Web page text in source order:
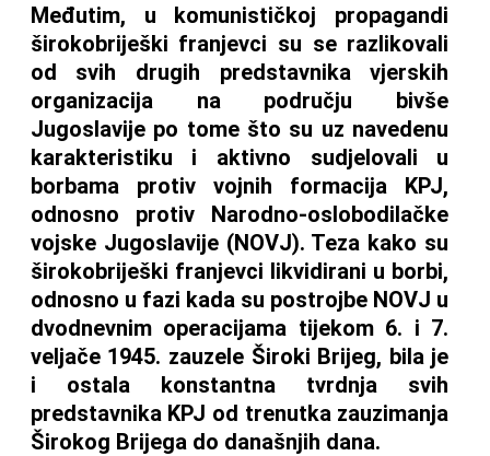
Međutim, u komunističkoj propagandi
širokobriješki franjevci su se razlikovali
od svih drugih predstavnika vjerskih
organizacija na području bivše
Jugoslavije po tome što su uz navedenu
karakteristiku i aktivno sudjelovali u
borbama protiv vojnih formacija KPJ,
odnosno protiv Narodno-oslobodilačke
vojske Jugoslavije (NOVJ). Teza kako su
širokobriješki franjevci likvidirani u borbi,
odnosno u fazi kada su postrojbe NOVJ u
dvodnevnim operacijama tijekom 6. i 7.
veljače 1945. zauzele Široki Brijeg, bila je
i ostala konstantna tvrdnja svih
predstavnika KPJ od trenutka zauzimanja
Širokog Brijega do današnjih dana.